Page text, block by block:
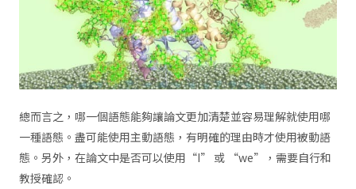
總而言之，哪一個語態能夠讓論文更加清楚並容易理解就使用哪
一種語態。盡可能使用主動語態，有明確的理由時才使用被動語
態。另外，在論文中是否可以使用“I” 或 “we”，需要自行和
教授確認。